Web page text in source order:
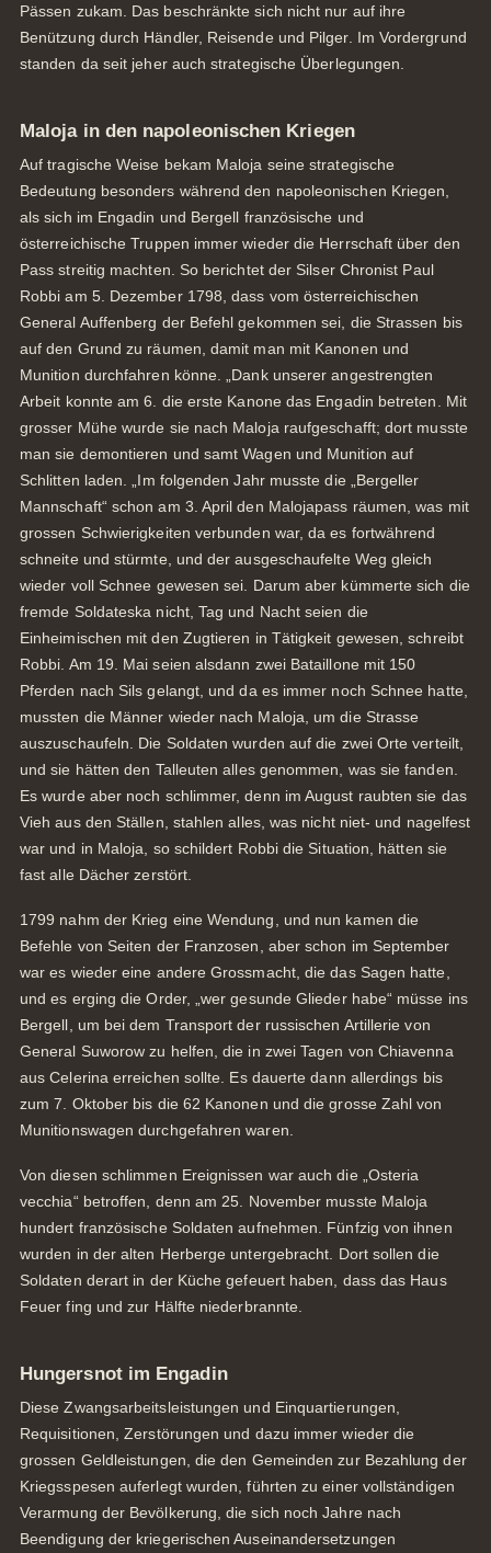
Pässen zukam. Das beschränkte sich nicht nur auf ihre
Benützung durch Händler, Reisende und Pilger. Im Vordergrund
standen da seit jeher auch strategische Überlegungen.
Maloja in den napoleonischen Kriegen
Auf tragische Weise bekam Maloja seine strategische
Bedeutung besonders während den napoleonischen Kriegen,
als sich im Engadin und Bergell französische und
österreichische Truppen immer wieder die Herrschaft über den
Pass streitig machten. So berichtet der Silser Chronist Paul
Robbi am 5. Dezember 1798, dass vom österreichischen
General Auffenberg der Befehl gekommen sei, die Strassen bis
auf den Grund zu räumen, damit man mit Kanonen und
Munition durchfahren könne. „Dank unserer angestrengten
Arbeit konnte am 6. die erste Kanone das Engadin betreten. Mit
grosser Mühe wurde sie nach Maloja raufgeschafft; dort musste
man sie demontieren und samt Wagen und Munition auf
Schlitten laden. „Im folgenden Jahr musste die „Bergeller
Mannschaft“ schon am 3. April den Malojapass räumen, was mit
grossen Schwierigkeiten verbunden war, da es fortwährend
schneite und stürmte, und der ausgeschaufelte Weg gleich
wieder voll Schnee gewesen sei. Darum aber kümmerte sich die
fremde Soldateska nicht, Tag und Nacht seien die
Einheimischen mit den Zugtieren in Tätigkeit gewesen, schreibt
Robbi. Am 19. Mai seien alsdann zwei Bataillone mit 150
Pferden nach Sils gelangt, und da es immer noch Schnee hatte,
mussten die Männer wieder nach Maloja, um die Strasse
auszuschaufeln. Die Soldaten wurden auf die zwei Orte verteilt,
und sie hätten den Talleuten alles genommen, was sie fanden.
Es wurde aber noch schlimmer, denn im August raubten sie das
Vieh aus den Ställen, stahlen alles, was nicht niet- und nagelfest
war und in Maloja, so schildert Robbi die Situation, hätten sie
fast alle Dächer zerstört.
1799 nahm der Krieg eine Wendung, und nun kamen die
Befehle von Seiten der Franzosen, aber schon im September
war es wieder eine andere Grossmacht, die das Sagen hatte,
und es erging die Order, „wer gesunde Glieder habe“ müsse ins
Bergell, um bei dem Transport der russischen Artillerie von
General Suworow zu helfen, die in zwei Tagen von Chiavenna
aus Celerina erreichen sollte. Es dauerte dann allerdings bis
zum 7. Oktober bis die 62 Kanonen und die grosse Zahl von
Munitionswagen durchgefahren waren.
Von diesen schlimmen Ereignissen war auch die „Osteria
vecchia“ betroffen, denn am 25. November musste Maloja
hundert französische Soldaten aufnehmen. Fünfzig von ihnen
wurden in der alten Herberge untergebracht. Dort sollen die
Soldaten derart in der Küche gefeuert haben, dass das Haus
Feuer fing und zur Hälfte niederbrannte.
Hungersnot im Engadin
Diese Zwangsarbeitsleistungen und Einquartierungen,
Requisitionen, Zerstörungen und dazu immer wieder die
grossen Geldleistungen, die den Gemeinden zur Bezahlung der
Kriegsspesen auferlegt wurden, führten zu einer vollständigen
Verarmung der Bevölkerung, die sich noch Jahre nach
Beendigung der kriegerischen Auseinandersetzungen